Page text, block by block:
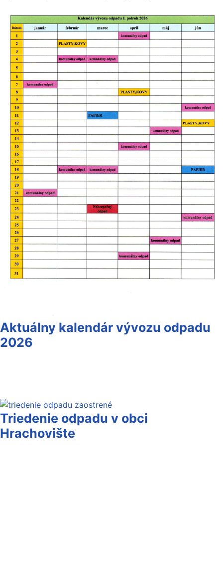
Aktuálny kalendár vývozu odpadu
2026
Triedenie odpadu v obci
Hrachovište